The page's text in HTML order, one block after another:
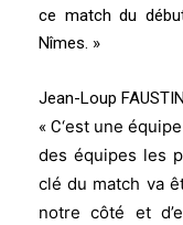
ce match du
Nîmes. »
Jean-Loup
« C‘est une
des équipes les
clé du match va
notre côté et